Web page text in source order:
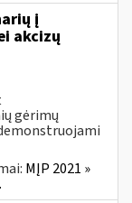
į
akcizų
gėrimų
MĮP 2021 »